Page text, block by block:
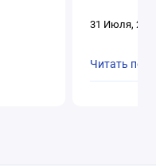
31 Июля,
Читать